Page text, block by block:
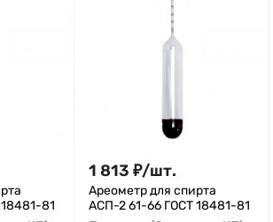
81
1 813 ₽/шт.
Ареометр для спирта
АСП-2 61-66 ГОСТ 18481-81